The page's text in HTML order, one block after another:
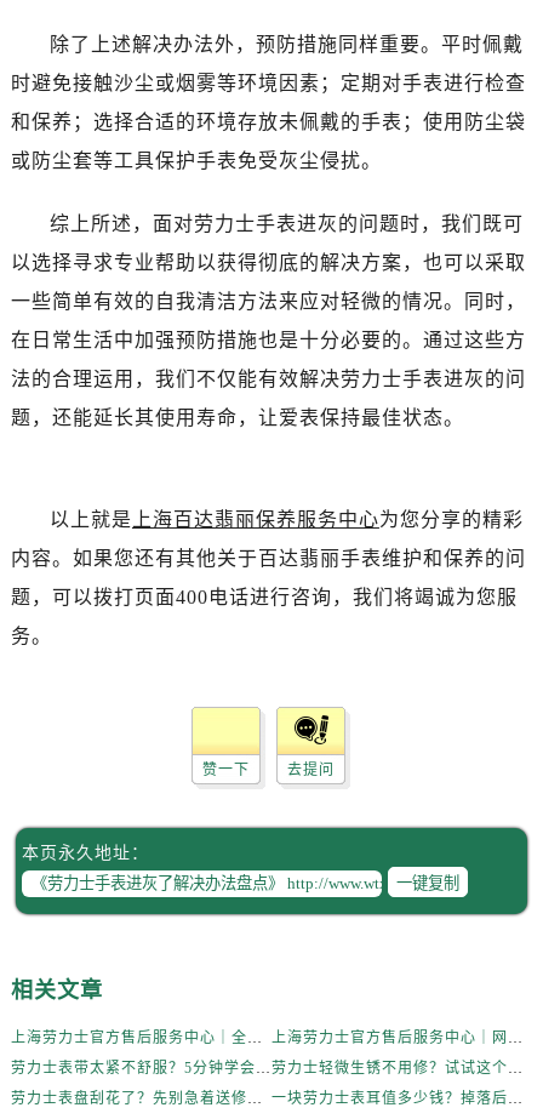
除了上述解决办法外，预防措施同样重要。平时佩戴
时避免接触沙尘或烟雾等环境因素；定期对手表进行检查
和保养；选择合适的环境存放未佩戴的手表；使用防尘袋
或防尘套等工具保护手表免受灰尘侵扰。
综上所述，面对劳力士手表进灰的问题时，我们既可
以选择寻求专业帮助以获得彻底的解决方案，也可以采取
一些简单有效的自我清洁方法来应对轻微的情况。同时，
在日常生活中加强预防措施也是十分必要的。通过这些方
法的合理运用，我们不仅能有效解决劳力士手表进灰的问
题，还能延长其使用寿命，让爱表保持最佳状态。
以上就是 上海百达翡丽保养服务中心为您分享的精彩
内容。如果您还有其他关于百达翡丽手表维护和保养的问
题，可以拨打页面400电话进行咨询，我们将竭诚为您服
务。
赞一下 去提问
本页永久地址：
一键复制
相关文章
上海劳力士官方售后服务中心｜全新维修门店地址及电话权威信息公示（2026年6月最新）
上海劳力士官方售后服务中心｜网点地址与电话权威信息公示（2026年6月最新）
劳力士表带太紧不舒服？5分钟学会自己调节长度
劳力士轻微生锈不用修？试试这个家庭小妙方
劳力士表盘刮花了？先别急着送修，试试这几种方法
一块劳力士表耳值多少钱？掉落后最省钱的解决方式